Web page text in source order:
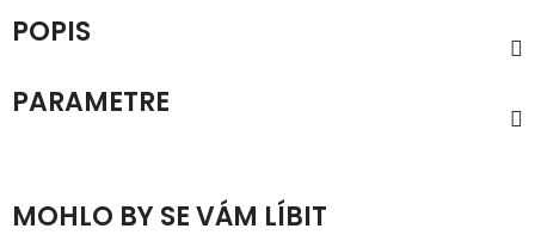
POPIS
PARAMETRE
MOHLO BY SE VÁM LÍBIT